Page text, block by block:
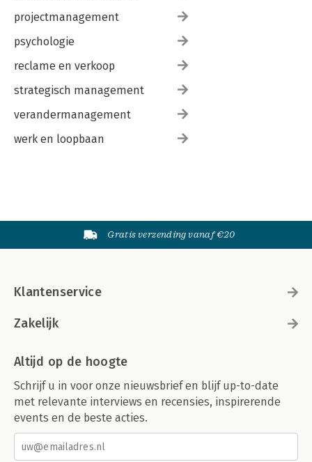
projectmanagement
psychologie
reclame en verkoop
strategisch management
verandermanagement
werk en loopbaan
Gratis verzending vanaf €20
Klantenservice
Zakelijk
Altijd op de hoogte
Schrijf u in voor onze nieuwsbrief en blijf up-to-date
met relevante interviews en recensies, inspirerende
events en de beste acties.